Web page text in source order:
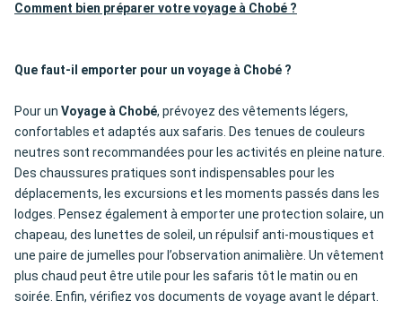
Comment bien préparer votre voyage à Chobé ?
Que faut-il emporter pour un voyage à Chobé ?
Pour un Voyage à Chobé, prévoyez des vêtements légers,
confortables et adaptés aux safaris. Des tenues de couleurs
neutres sont recommandées pour les activités en pleine nature.
Des chaussures pratiques sont indispensables pour les
déplacements, les excursions et les moments passés dans les
lodges. Pensez également à emporter une protection solaire, un
chapeau, des lunettes de soleil, un répulsif anti-moustiques et
une paire de jumelles pour l’observation animalière. Un vêtement
plus chaud peut être utile pour les safaris tôt le matin ou en
soirée. Enfin, vérifiez vos documents de voyage avant le départ.